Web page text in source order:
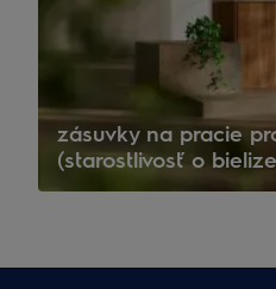
zásuvky na pracie
(starostlivosť o